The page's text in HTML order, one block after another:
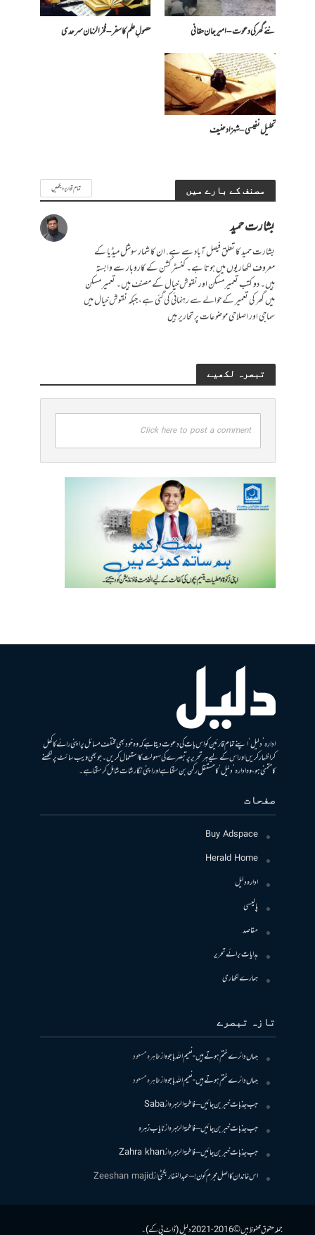
نئے گھر کی دعوت – امیرجان حقانی حصولِ علم کا سفر – فخرالزمان سرحدی
تحلیل نفیسی – شہزاد حنیف
مصنف کے بارے میں تمام تحاریر دیکھیں
بشارت حمید
بشارت حمید کا تعلق فیصل آباد سے ہے. ان کا شمار سوشل میڈیا کے
معروف لکھاریوں میں ہوتا ہے۔ کنسٹرکشن کے کاروبار سے وابستہ
ہیں۔ دو کتب تعمیر مسکن اور نقوش خیال کے مصنف ہیں۔ تعمیر مسکن
میں گھر کی تعمیر کے حوالے سے رہنمائی کی گئی ہے، جبکہ نقوش خیال میں
سماجی اور اصلاحی موضوعات پر تحاریر ہیں
تبصرہ لکھیے
Click here to post a comment
ادارہ ’دلیل‘ اپنے تمام قارئین کو اس بات کی دعوت دیتا ہے کہ وہ خود بھی مختلف مسائل پر اپنی رائے کا کھل
کر اظہار کریں اور اس کے لیے ہر تحریر پر تبصرے کی سہولت کا استعمال کریں۔ جو بھی ویب سائٹ پر لکھنے
کا متمنی ہو، وہ ادارہ ’دلیل‘ کا مستقل رکن بن سکتا ہے اور اپنی نگارشات شامل کرسکتا ہے۔
صفحات
Buy Adspace
Herald Home
ادارہ دلیل
پالیسی
مقاصد
ہدایات برائے تحریر
ہمارے لکھاری
تازہ تبصرے
جہاں دائرے ختم ہوتے ہیں- نعیم اللہ باجوہازطاہرہ مسعود
جہاں دائرے ختم ہوتے ہیں- نعیم اللہ باجوہازطاہرہ مسعود
جب جذبات خبر بن جائیں – فاطمۃالزہرہازSaba
جب جذبات خبر بن جائیں – فاطمۃالزہرہازنایاب زہرہ
جب جذبات خبر بن جائیں – فاطمۃالزہرہازZahra khan
اس خاندان کا اصل مجرم کون! – عبدالغفار بگٹیازZeeshan majid
جملہ حقوق محفوظ ہیں © 2016-2021 دلیل (ڈاٹ پی کے)۔